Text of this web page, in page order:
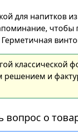
для напитков
чтобы
классической
решением и
вопрос о